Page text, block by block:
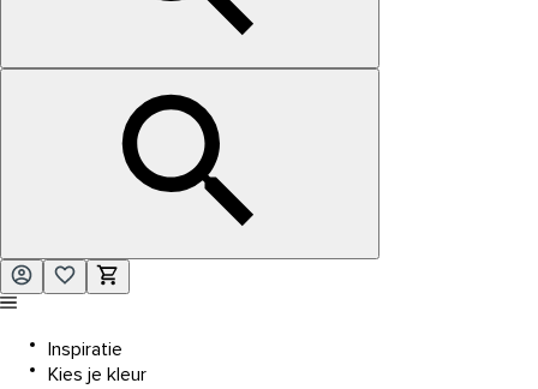
Inspiratie
Kies je kleur